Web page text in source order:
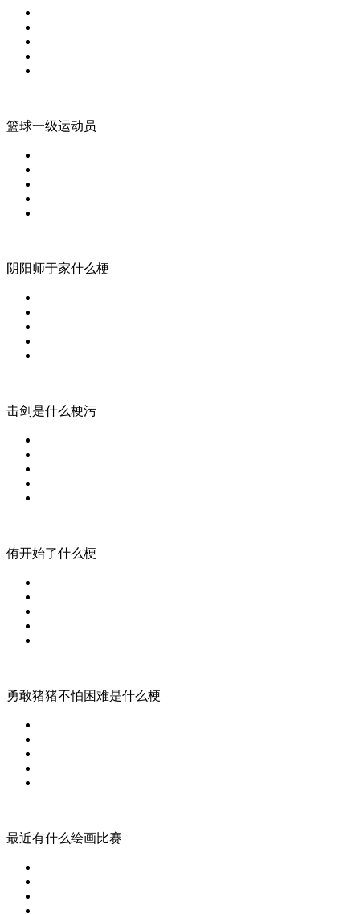
篮球一级运动员
阴阳师于家什么梗
击剑是什么梗污
侑开始了什么梗
勇敢猪猪不怕困难是什么梗
最近有什么绘画比赛